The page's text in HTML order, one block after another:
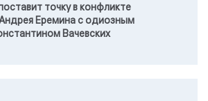
точку в конфликте
Еремина с одиозным
Вачевских